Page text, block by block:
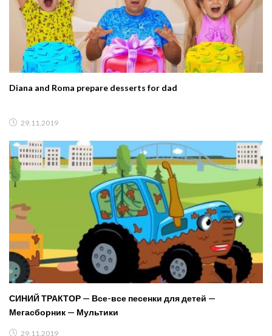
Diana and Roma prepare desserts for dad
29.11.2019
СИНИЙ ТРАКТОР — Все-все песенки для детей —
Мегасборник — Мультики
29.11.2019